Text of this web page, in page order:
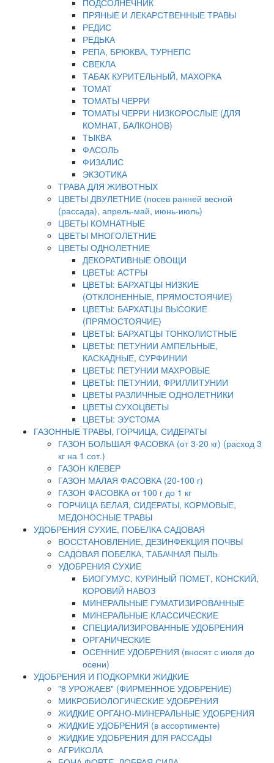
ПОДСОЛНЕЧНИК
ПРЯНЫЕ И ЛЕКАРСТВЕННЫЕ ТРАВЫ
РЕДИС
РЕДЬКА
РЕПА, БРЮКВА, ТУРНЕПС
СВЕКЛА
ТАБАК КУРИТЕЛЬНЫЙ, МАХОРКА
ТОМАТ
ТОМАТЫ ЧЕРРИ
ТОМАТЫ ЧЕРРИ НИЗКОРОСЛЫЕ (ДЛЯ
КОМНАТ, БАЛКОНОВ)
ТЫКВА
ФАСОЛЬ
ФИЗАЛИС
ЭКЗОТИКА
ТРАВА ДЛЯ ЖИВОТНЫХ
ЦВЕТЫ ДВУЛЕТНИЕ (посев ранней весной
(рассада), апрель-май, июнь-июль)
ЦВЕТЫ КОМНАТНЫЕ
ЦВЕТЫ МНОГОЛЕТНИЕ
ЦВЕТЫ ОДНОЛЕТНИЕ
ДЕКОРАТИВНЫЕ ОВОЩИ
ЦВЕТЫ: АСТРЫ
ЦВЕТЫ: БАРХАТЦЫ НИЗКИЕ
(ОТКЛОНЕННЫЕ, ПРЯМОСТОЯЧИЕ)
ЦВЕТЫ: БАРХАТЦЫ ВЫСОКИЕ
(ПРЯМОСТОЯЧИЕ)
ЦВЕТЫ: БАРХАТЦЫ ТОНКОЛИСТНЫЕ
ЦВЕТЫ: ПЕТУНИИ АМПЕЛЬНЫЕ,
КАСКАДНЫЕ, СУРФИНИИ
ЦВЕТЫ: ПЕТУНИИ МАХРОВЫЕ
ЦВЕТЫ: ПЕТУНИИ, ФРИЛЛИТУНИИ
ЦВЕТЫ РАЗЛИЧНЫЕ ОДНОЛЕТНИКИ
ЦВЕТЫ СУХОЦВЕТЫ
ЦВЕТЫ: ЭУСТОМА
ГАЗОННЫЕ ТРАВЫ, ГОРЧИЦА, СИДЕРАТЫ
ГАЗОН БОЛЬШАЯ ФАСОВКА (от 3-20 кг) (расход 3
кг на 1 сот.)
ГАЗОН КЛЕВЕР
ГАЗОН МАЛАЯ ФАСОВКА (20-100 г)
ГАЗОН ФАСОВКА от 100 г до 1 кг
ГОРЧИЦА БЕЛАЯ, СИДЕРАТЫ, КОРМОВЫЕ,
МЕДОНОСНЫЕ ТРАВЫ
УДОБРЕНИЯ СУХИЕ, ПОБЕЛКА САДОВАЯ
ВОССТАНОВЛЕНИЕ, ДЕЗИНФЕКЦИЯ ПОЧВЫ
САДОВАЯ ПОБЕЛКА, ТАБАЧНАЯ ПЫЛЬ
УДОБРЕНИЯ СУХИЕ
БИОГУМУС, КУРИНЫЙ ПОМЕТ, КОНСКИЙ,
КОРОВИЙ НАВОЗ
МИНЕРАЛЬНЫЕ ГУМАТИЗИРОВАННЫЕ
МИНЕРАЛЬНЫЕ КЛАССИЧЕСКИЕ
СПЕЦИАЛИЗИРОВАННЫЕ УДОБРЕНИЯ
ОРГАНИЧЕСКИЕ
ОСЕННИЕ УДОБРЕНИЯ (вносят с июля до
осени)
УДОБРЕНИЯ И ПОДКОРМКИ ЖИДКИЕ
"8 УРОЖАЕВ" (ФИРМЕННОЕ УДОБРЕНИЕ)
МИКРОБИОЛОГИЧЕСКИЕ УДОБРЕНИЯ
ЖИДКИЕ ОРГАНО-МИНЕРАЛЬНЫЕ УДОБРЕНИЯ
ЖИДКИЕ УДОБРЕНИЯ (в ассортименте)
ЖИДКИЕ УДОБРЕНИЯ ДЛЯ РАССАДЫ
АГРИКОЛА